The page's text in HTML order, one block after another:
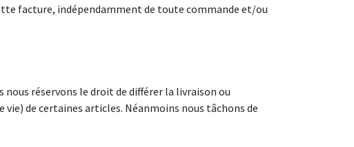
facture, indépendamment de toute commande et/ou
réservons le droit de différer la livraison ou
de certaines articles. Néanmoins nous tâchons de